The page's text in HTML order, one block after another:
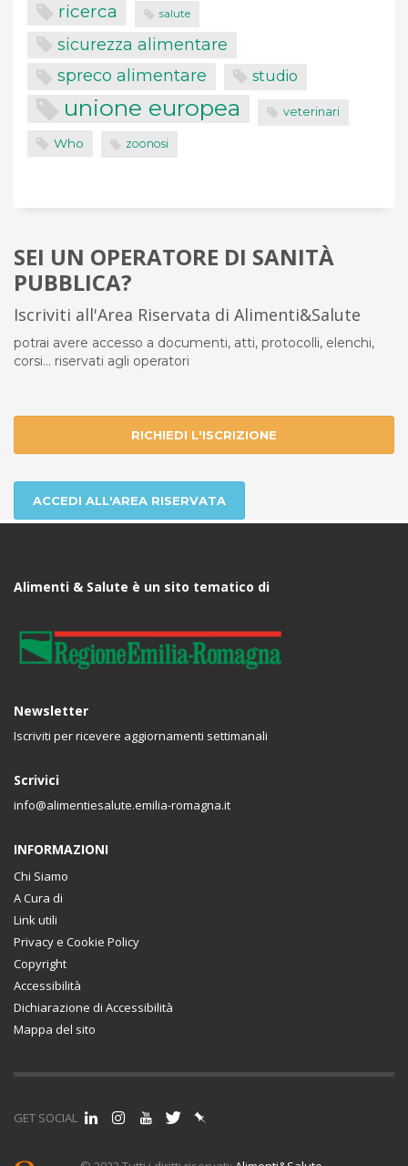
ricerca salute
sicurezza alimentare
spreco alimentare studio
unione europea veterinari
Who zoonosi
SEI UN OPERATORE DI SANITÀ
PUBBLICA?
Iscriviti all'Area Riservata di Alimenti&Salute
potrai avere accesso a documenti, atti, protocolli, elenchi,
corsi... riservati agli operatori
RICHIEDI L'ISCRIZIONE
ACCEDI ALL'AREA RISERVATA
Alimenti & Salute è un sito tematico di
Newsletter
Iscriviti per ricevere aggiornamenti settimanali
Scrivici
info@alimentiesalute.emilia-romagna.it
INFORMAZIONI
Chi Siamo
A Cura di
Link utili
Privacy e Cookie Policy
Copyright
Accessibilità
Dichiarazione di Accessibilità
Mappa del sito
GET SOCIAL